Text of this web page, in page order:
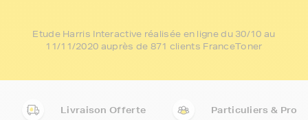
Etude Harris Interactive réalisée en ligne du 30/10 au
11/11/2020 auprès de 871 clients FranceToner
Livraison Offerte Particuliers & Pro